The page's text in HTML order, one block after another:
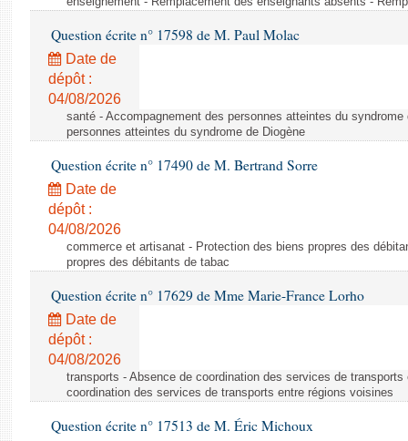
Question écrite n° 17598 de M. Paul Molac
Date de
dépôt :
04/08/2026
santé - Accompagnement des personnes atteintes du
personnes atteintes du syndrome de Diogène
Question écrite n° 17490 de M. Bertrand Sorre
Date de
dépôt :
04/08/2026
commerce et artisanat - Protection des biens propres des
propres des débitants de tabac
Question écrite n° 17629 de Mme Marie-France Lorho
Date de
dépôt :
04/08/2026
transports - Absence de coordination des services de
coordination des services de transports entre régions voisines
Question écrite n° 17513 de M. Éric Michoux